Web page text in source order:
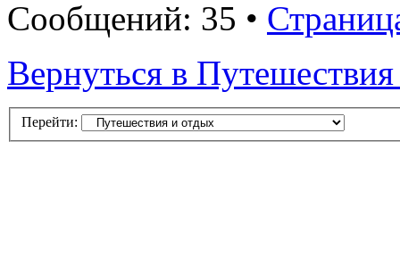
Сообщений: 35 •
Вернуться в
Перейти: